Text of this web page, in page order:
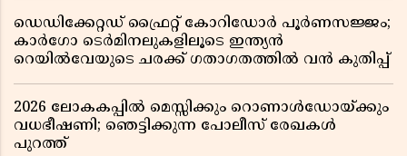
ഡെഡിക്കേറ്റഡ് ഫ്രൈറ്റ് കോറിഡോർ പൂർണസജ്ജം;
കാർഗോ ടെർമിനലുകളിലൂടെ ഇന്ത്യൻ
റെയിൽവേയുടെ ചരക്ക് ഗതാഗതത്തിൽ വൻ കുതിപ്പ്
2026 ലോകകപ്പിൽ മെസ്സിക്കും റൊണാൾഡോയ്ക്കും
വധഭീഷണി; ഞെട്ടിക്കുന്ന പോലീസ് രേഖകൾ
പുറത്ത്